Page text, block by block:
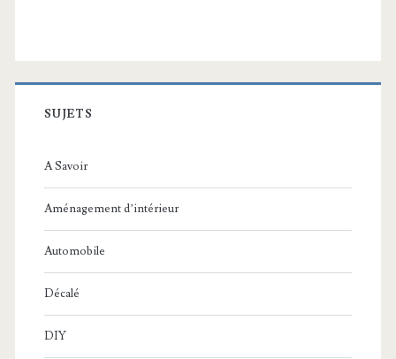
SUJETS
A Savoir
Aménagement d’intérieur
Automobile
Décalé
DIY